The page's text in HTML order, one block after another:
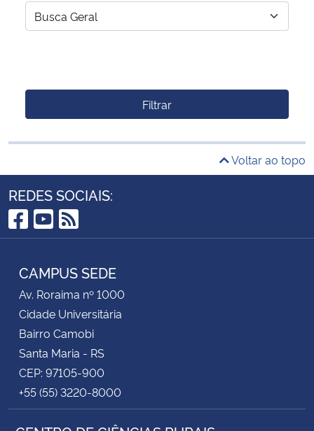
Filtrar
Voltar ao topo
REDES SOCIAIS:
Facebook
YouTube
RSS
CAMPUS SEDE
Av. Roraima nº 1000
Cidade Universitária
Bairro Camobi
Santa Maria - RS
CEP: 97105-900
+55 (55) 3220-8000